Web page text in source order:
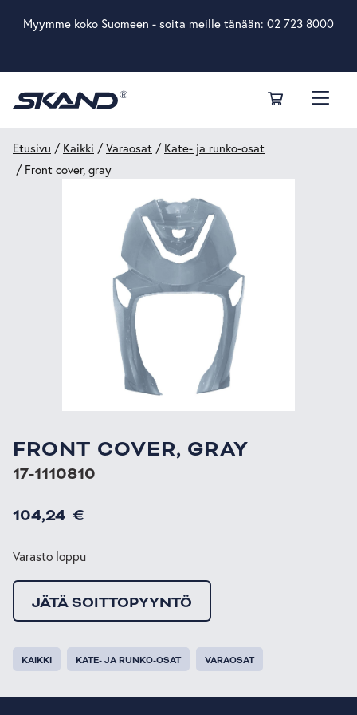
Myymme koko Suomeen - soita meille tänään: 02 723 8000
Etusivu / Kaikki /Varaosat / Kate- ja runko-osat
/ Front cover, gray
FRONT COVER, GRAY
17-1110810
104,24 €
Varasto loppu
JÄTÄ SOITTOPYYNTÖ
KAIKKI KATE- JA RUNKO-OSAT VARAOSAT